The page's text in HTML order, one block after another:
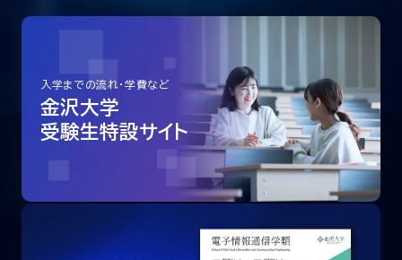
入学までの流れ・学費など
金沢大学
受験生特設サイト